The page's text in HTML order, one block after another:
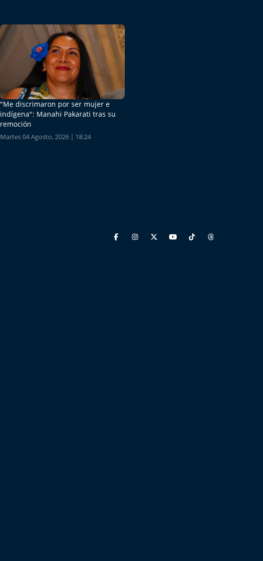
"Me discrimaron por ser mujer e
indígena": Manahi Pakarati tras su
remoción
Martes 04 Agosto, 2026 | 18:24